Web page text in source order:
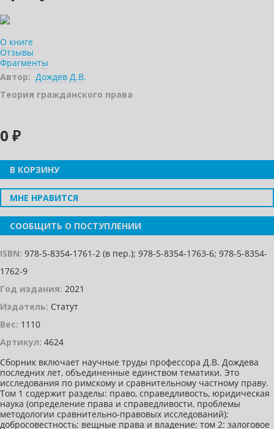
О книге
Отзывы
Фрагменты
Автор: Дождев Д.В.
Теория гражданского права
0 ₽
В КОРЗИНУ
МНЕ НРАВИТСЯ
СООБЩИТЬ О ПОСТУПЛЕНИИ
ISBN: 978-5-8354-1761-2 (в пер.); 978-5-8354-1763-6; 978-5-8354-
1762-9
Год издания: 2021
Издатель: Статут
Вес: 1110
Артикул: 4624
Сборник включает научные труды профессора Д.В. Дождева
последних лет, объединенные единством тематики. Это
исследования по римскому и сравнительному частному праву.
Том 1 содержит разделы: право, справедливость, юридическая
наука (определение права и справедливости, проблемы
методологии сравнительно-правовых исследований);
добросовестность; вещные права и владение; том 2: залоговое